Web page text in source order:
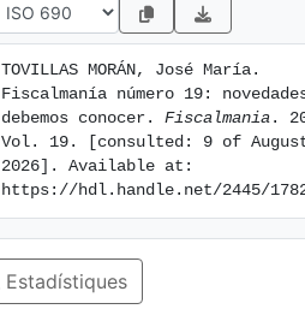
TOVILLAS MORÁN, José María.
Fiscalmanía número 19:
debemos conocer. Fiscalmania .
Vol. 19. [consulted: 9 of
2026]. Available at:
https://hdl.handle.net/2445/
Estadístiques